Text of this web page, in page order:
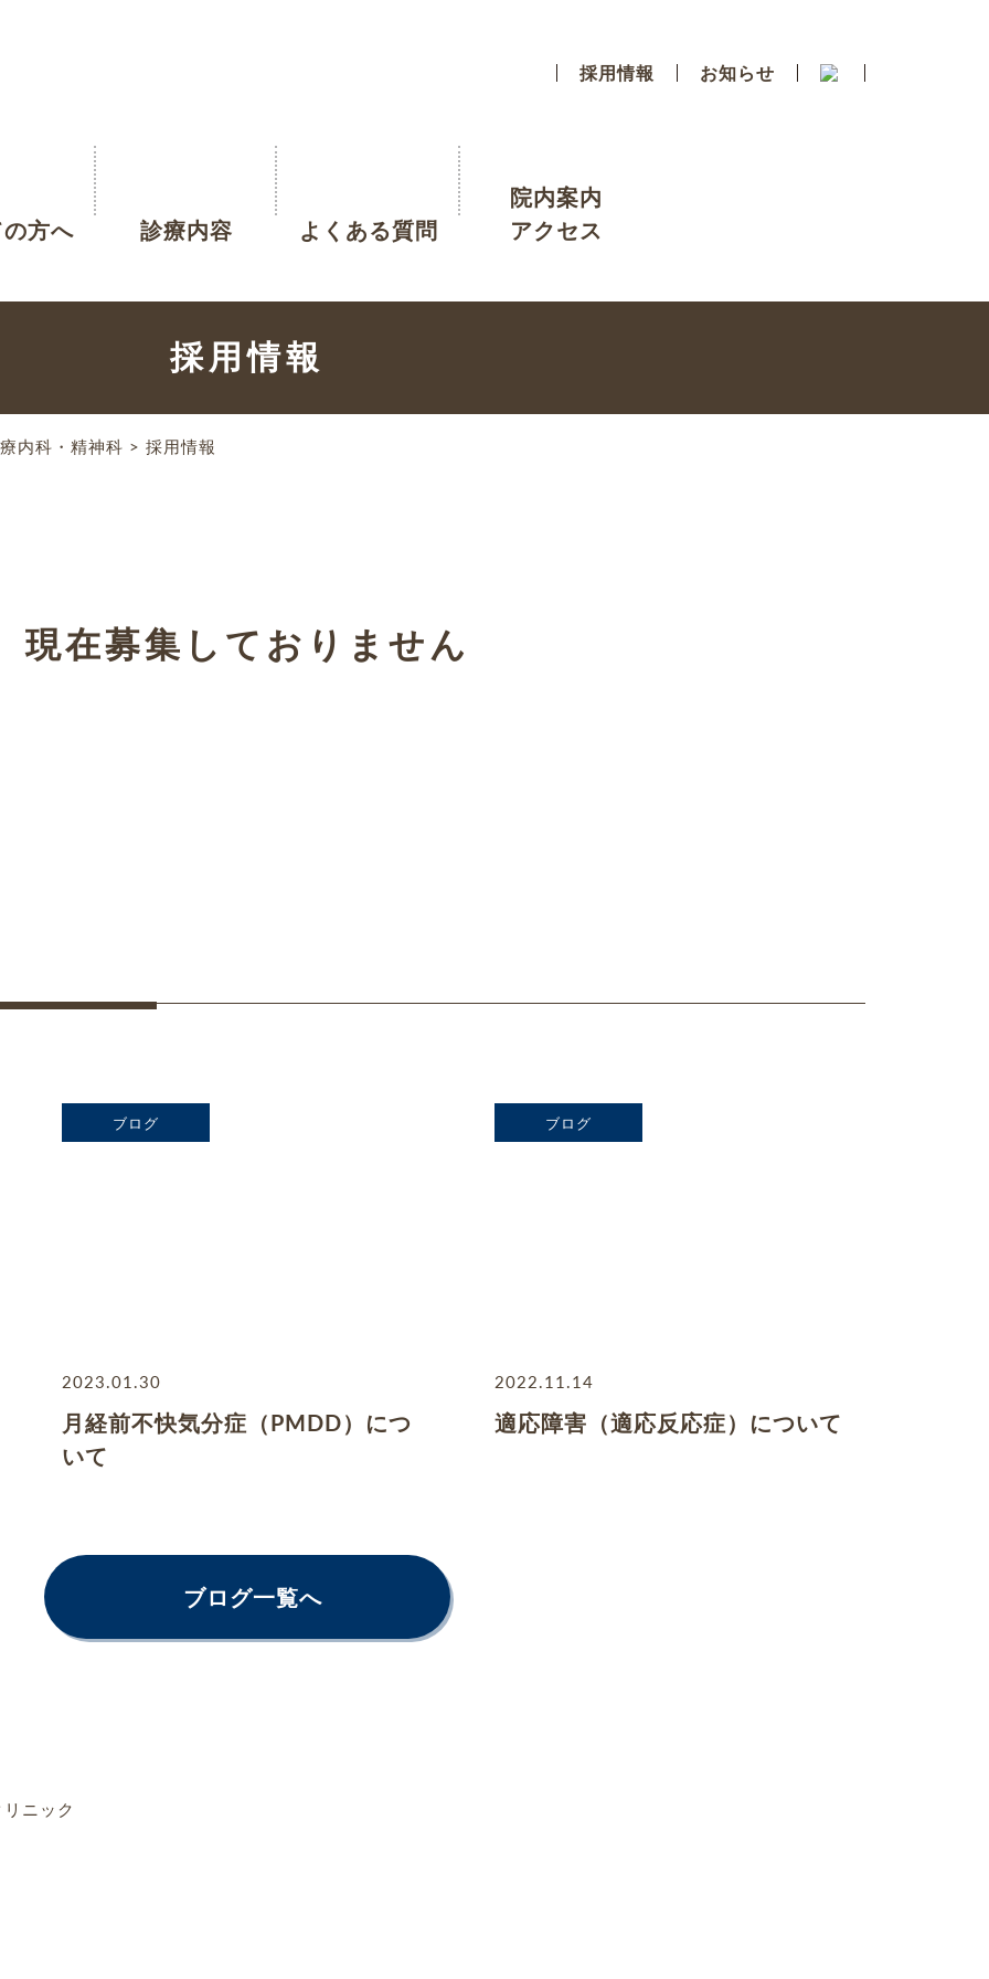
採用情報 お知らせ
方へ 診療内容 よくある質問
院内案内
アクセス
採用情報
内科・精神科 > 採用情報
現在募集しておりません
ブログ
2023.01.30
月経前不快気分症（PMDD）につ
いて
ブログ
2022.11.14
適応障害（適応反応症）について
ブログ一覧へ
ニック